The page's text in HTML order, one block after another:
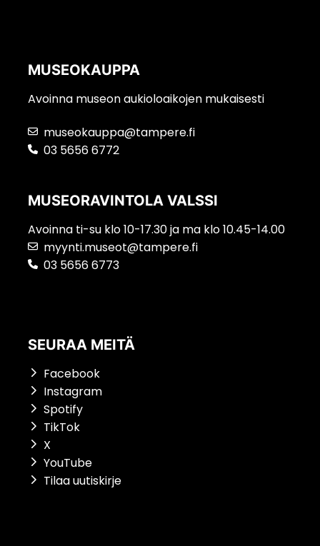
MUSEOKAUPPA
Avoinna museon aukioloaikojen mukaisesti
museokauppa@tampere.fi
03 5656 6772
MUSEORAVINTOLA VALSSI
Avoinna ti-su klo 10-17.30 ja ma klo 10.45-14.00
myynti.museot@tampere.fi
03 5656 6773
SEURAA MEITÄ
Facebook
Instagram
Spotify
TikTok
X
YouTube
Tilaa uutiskirje